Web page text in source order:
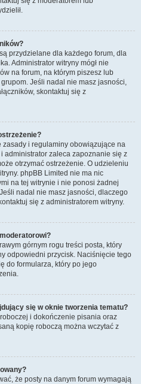
przydzielane dla każdego forum, dla
Administrator witryny mógł nie
na forum, na którym piszesz lub
Jeśli nadal nie masz jasności,
skontaktuj się z
zasady i regulaminy obowiązujące na
administrator zaleca zapoznanie się z
otrzymać ostrzeżenie. O udzieleniu
phpBB Limited nie ma nic
na tej witrynie i nie ponosi żadnej
nadal nie masz jasności, dlaczego
się z administratorem witryny.
górnym rogu treści posta, który
odpowiedni przycisk. Naciśnięcie tego
do formularza, który po jego
się w oknie tworzenia tematu?
i dokończenie pisania oraz
kopię roboczą można wczytać z
że posty na danym forum wymagają